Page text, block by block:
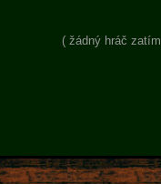
( žádný hráč